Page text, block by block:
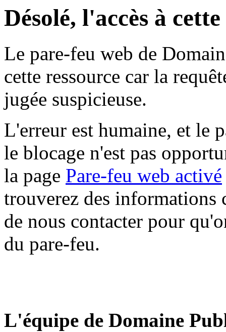
Désolé, l'accès à
Le pare-feu web de
cette ressource car la
jugée suspicieuse.
L'erreur est humaine, et le
le blocage n'est pas
la page Pare-feu web activé
trouverez des informations
de nous contacter pour
du pare-feu.
L'équipe de Domaine